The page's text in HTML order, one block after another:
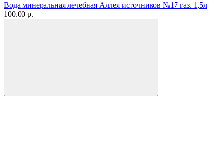
Вода минеральная лечебная Аллея источников №17 газ. 1,5л
100.00 р.